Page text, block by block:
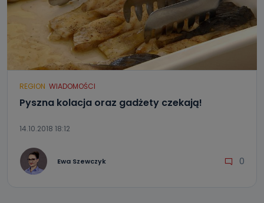
REGION WIADOMOŚCI
Pyszna kolacja oraz gadżety czekają!
14.10.2018 18:12
Ewa Szewczyk 0